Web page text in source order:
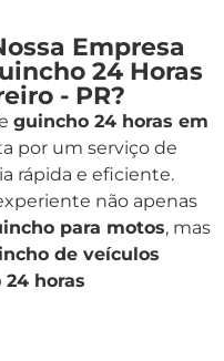
Empresa
24 Horas
- PR?
guincho 24 horas em
por um serviço de
rápida e eficiente.
não apenas
para motos, mas
de veículos
horas